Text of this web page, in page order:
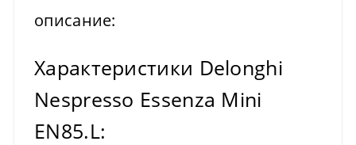
описание:
Характеристики Delonghi
Nespresso Essenza Mini
EN85.L: